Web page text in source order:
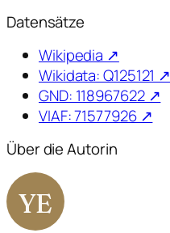
Datensätze
Wikipedia ↗
Wikidata: Q125121 ↗
GND: 118967622 ↗
VIAF: 71577926 ↗
Über die Autorin
YE